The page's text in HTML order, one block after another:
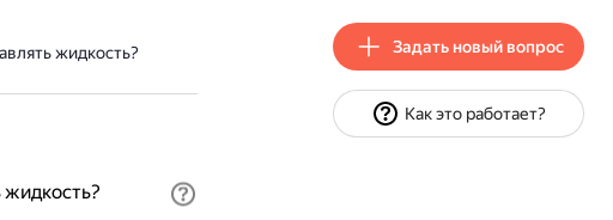
жидкость? Задать новый вопрос
Как это работает?